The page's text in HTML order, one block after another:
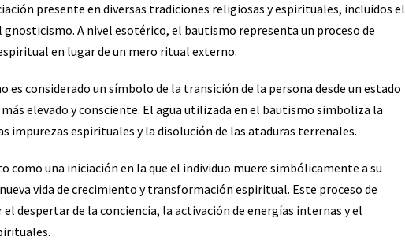
presente en diversas tradiciones religiosas y espirituales, incluidos el
A nivel esotérico, el bautismo representa un proceso de
en lugar de un mero ritual externo.
es considerado un símbolo de la transición de la persona desde un estado
elevado y consciente. El agua utilizada en el bautismo simboliza la
impurezas espirituales y la disolución de las ataduras terrenales.
como una iniciación en la que el individuo muere simbólicamente a su
vida de crecimiento y transformación espiritual. Este proceso de
despertar de la conciencia, la activación de energías internas y el